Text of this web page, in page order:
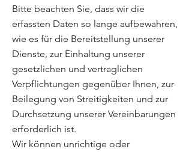
Bitte beachten Sie, dass wir die
erfassten Daten so lange aufbewahren,
wie es für die Bereitstellung unserer
Dienste, zur Einhaltung unserer
gesetzlichen und vertraglichen
Verpflichtungen gegenüber Ihnen, zur
Beilegung von Streitigkeiten und zur
Durchsetzung unserer Vereinbarungen
erforderlich ist.
Wir können unrichtige oder